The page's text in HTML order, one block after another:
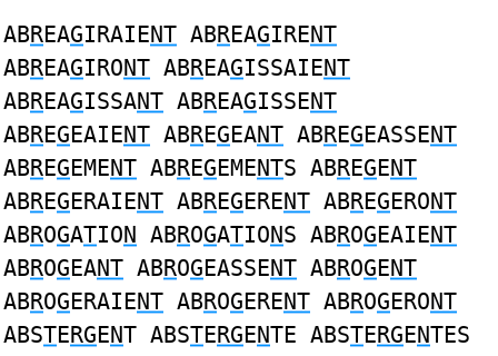
ABREAGIRAIENT ABREAGIRENT
ABREAGIRONT ABREAGISSAIENT
ABREAGISSANT ABREAGISSENT
ABREGEAIENT ABREGEANT ABREGEASSENT
ABREGEMENT ABREGEMENTS ABREGENT
ABREGERAIENT ABREGERENT ABREGERONT
ABROGATION ABROGATIONS ABROGEAIENT
ABROGEANT ABROGEASSENT ABROGENT
ABROGERAIENT ABROGERENT ABROGERONT
ABSTERGENT ABSTERGENTE ABSTERGENTES